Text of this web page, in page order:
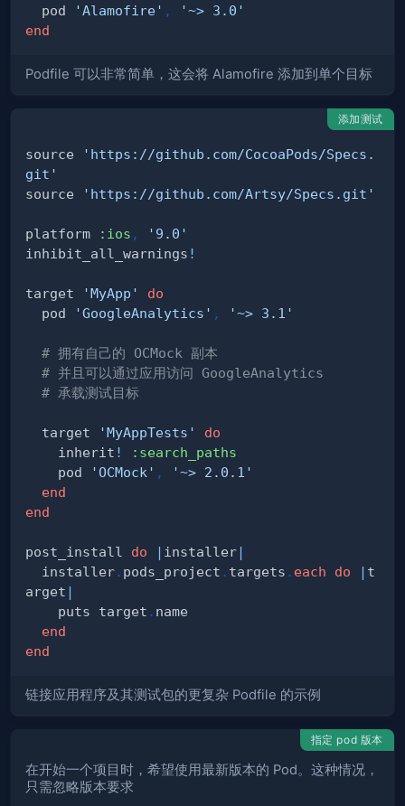
  pod
'Alamofire' ,
'~> 3.0'
end
Podfile 可以非常简单，这会将 Alamofire 添加到单个目标
添加测试
source
'https://github.com/CocoaPods/Specs.
git'
source
'https://github.com/Artsy/Specs.git'
platform :ios ,
'9.0'
inhibit_all_warnings !
target 'MyApp'
do
  pod
'GoogleAnalytics' , '~> 3.1'
# 拥有自己的 OCMock 副本
# 并且可以通过应用访问 GoogleAnalytics
# 承载测试目标
  target
'MyAppTests'
do
    inherit
!
:search_paths
    pod
'OCMock' ,
'~> 2.0.1'
end
end
post_install do | installer|
  installer
. pods_project . targets . each do | t
arget |
    puts target
.
end
end
链接应用程序及其测试包的更复杂 Podfile 的示例
指定 pod 版本
在开始一个项目时，希望使用最新版本的 Pod。这种情况，
只需忽略版本要求